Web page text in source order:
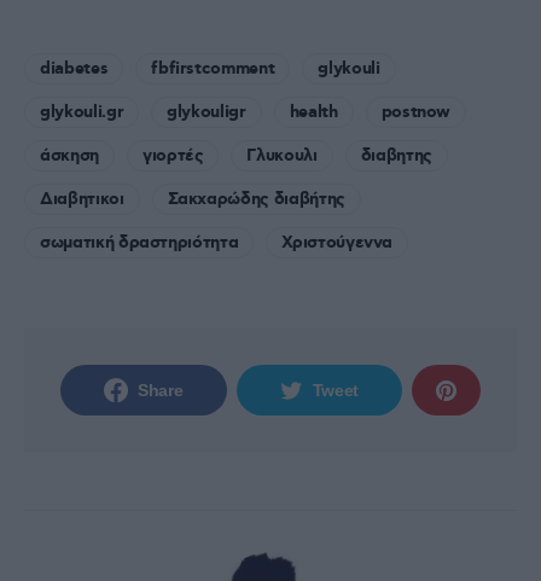
diabetes fbfirstcomment
glykouli
glykouli.gr
glykouligr health
postnow
άσκηση
γιορτές Γλυκουλι
διαβητης
Διαβητικοι
Σακχαρώδης διαβήτης
σωματική δραστηριότητα
Χριστούγεννα
Share Tweet